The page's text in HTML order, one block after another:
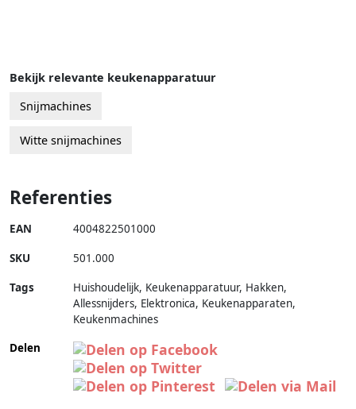
Bekijk relevante keukenapparatuur
Snijmachines
Witte snijmachines
Referenties
EAN 4004822501000
SKU 501.000
Tags
Huishoudelijk, Keukenapparatuur, Hakken,
Allessnijders, Elektronica, Keukenapparaten,
Keukenmachines
Delen